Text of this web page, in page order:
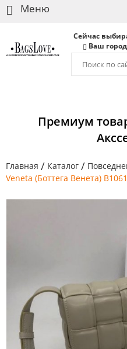
Сейчас
Ваш
Премиум
Главная / Каталог /
Veneta (Боттега Венета)